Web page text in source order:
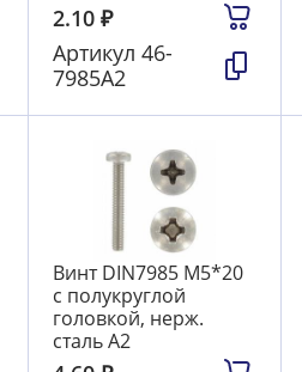
2.10 ₽
Артикул 46-
7985А2
Винт DIN7985 М5*20
с полукруглой
головкой, нерж.
сталь А2